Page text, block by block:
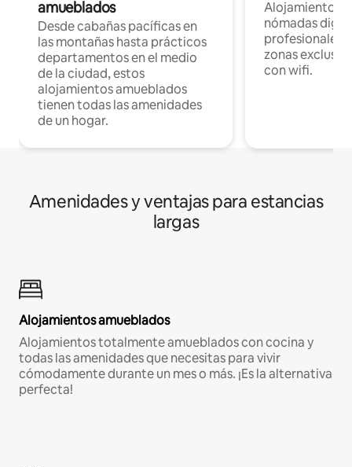
amueblados
Desde cabañas pacíficas en
las montañas hasta prácticos
departamentos en el medio
de la ciudad, estos
alojamientos amueblados
tienen todas las amenidades
de un hogar.
Alojamientos
nómadas
profesionales
zonas
con wifi.
Amenidades y ventajas para estancias
largas
Alojamientos amueblados
Alojamientos totalmente amueblados con cocina y
todas las amenidades que necesitas para vivir
cómodamente durante un mes o más. ¡Es la alternativa
perfecta!